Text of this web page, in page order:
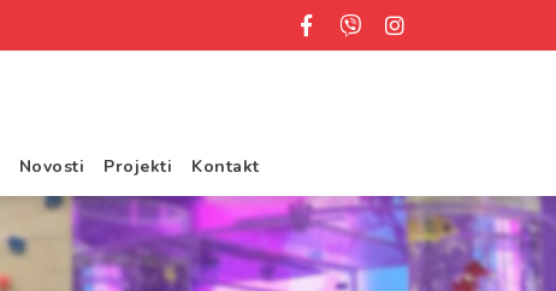
Novosti Projekti Kontakt